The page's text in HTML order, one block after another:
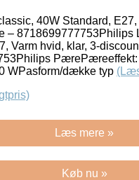
40W Standard,
– 8718699777753Philips
Varm hvid, klar, 3-
WPasform/dække typ
Læs mere »
Køb nu »